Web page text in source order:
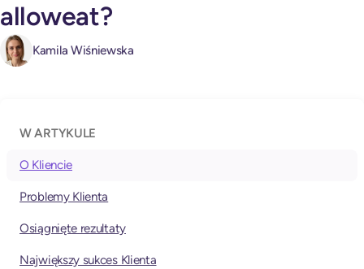
alloweat?
Kamila Wiśniewska
W ARTYKULE
O Kliencie
Problemy Klienta
Osiągnięte rezultaty
Największy sukces Klienta